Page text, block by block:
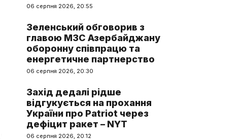
06 серпня 2026, 20:55
Зеленський обговорив з
главою МЗС Азербайджану
оборонну співпрацю та
енергетичне партнерство
06 серпня 2026, 20:30
Захід дедалі рідше
відгукується на прохання
України про Patriot через
дефіцит ракет – NYT
06 серпня 2026, 20:12